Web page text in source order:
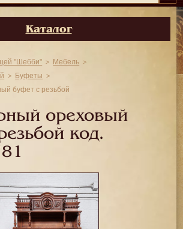
Каталог
"Шебби"
Мебель
Буфеты
буфет с резьбой
ореховый
код.